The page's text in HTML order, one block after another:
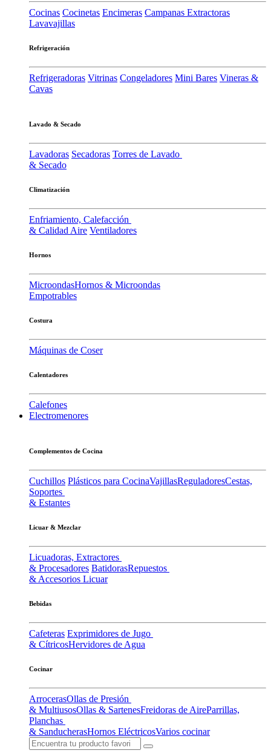
Cocinas Cocinetas Encimeras Campanas Extractoras
Lavavajillas
Refrigeración
Refrigeradoras Vitrinas Congeladores Mini Bares Vineras &
Cavas
Lavado & Secado
Lavadoras Secadoras Torres de Lavado
& Secado
Climatización
Enfriamiento, Calefacción
& Calidad Aire Ventiladores
Hornos
MicroondasHornos & Microondas
Empotrables
Costura
Máquinas de Coser
Calentadores
Calefones
Electromenores
Complementos de Cocina
Cuchillos Plásticos para CocinaVajillasReguladoresCestas,
Soportes
& Estantes
Licuar & Mezclar
Licuadoras, Extractores
& Procesadores BatidorasRepuestos
& Accesorios Licuar
Bebidas
Cafeteras Exprimidores de Jugo
& CítricosHervidores de Agua
Cocinar
ArrocerasOllas de Presión
& MultiusosOllas & SartenesFreidoras de AireParrillas,
Planchas
& SanducherasHornos EléctricosVarios cocinar